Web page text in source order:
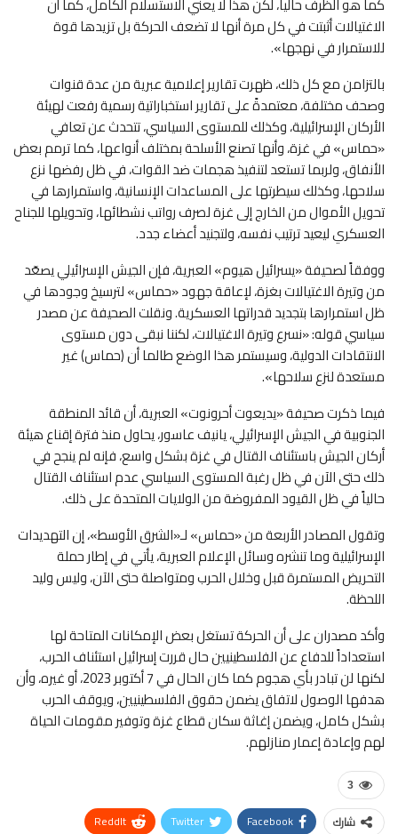
الاغتيالات أثبتت في كل مرة أنها لا تضعف الحركة بل تزيدها قوة
للاستمرار في نهجها».
بالتزامن مع كل ذلك، ظهرت تقارير إعلامية عبرية من عدة قنوات
وصحف مختلفة، معتمدةً على تقارير استخباراتية رسمية رفعت لهيئة
الأركان الإسرائيلية، وكذلك للمستوى السياسي، تتحدث عن تعافي
«حماس» في غزة، وأنها تصنع الأسلحة بمختلف أنواعها، كما ترمم بعض
الأنفاق، ولربما تستعد لتنفيذ هجمات ضد القوات، في ظل رفضها نزع
سلاحها، وكذلك سيطرتها على المساعدات الإنسانية، واستمرارها في
تحويل الأموال من الخارج إلى غزة لصرف رواتب نشطائها، وتحويلها للجناح
العسكري ليعيد ترتيب نفسه، ولتجنيد أعضاء جدد.
ووفقاً لصحيفة «يسرائيل هيوم» العبرية، فإن الجيش الإسرائيلي يصعّد
من وتيرة الاغتيالات بغزة، لإعاقة جهود «حماس» لترسيخ وجودها في
ظل استمرارها بتجديد قدراتها العسكرية. ونقلت الصحيفة عن مصدر
سياسي قوله: «نسرع وتيرة الاغتيالات، لكننا نبقى دون مستوى
الانتقادات الدولية، وسيستمر هذا الوضع طالما أن (حماس) غير
مستعدة لنزع سلاحها».
فيما ذكرت صحيفة «يديعوت أحرونوت» العبرية، أن قائد المنطقة
الجنوبية في الجيش الإسرائيلي، يانيف عاسور، يحاول منذ فترة إقناع هيئة
أركان الجيش باستئناف القتال في غزة بشكل واسع، فإنه لم ينجح في
ذلك حتى الآن في ظل رغبة المستوى السياسي عدم استئناف القتال
حالياً في ظل القيود المفروضة من الولايات المتحدة على ذلك.
وتقول المصادر الأربعة من «حماس» لـ«الشرق الأوسط»، إن التهديدات
الإسرائيلية وما تنشره وسائل الإعلام العبرية، يأتي في إطار حملة
التحريض المستمرة قبل وخلال الحرب ومتواصلة حتى الآن، وليس وليد
اللحظة.
وأكد مصدران على أن الحركة تستغل بعض الإمكانات المتاحة لها
استعداداً للدفاع عن الفلسطينيين حال قررت إسرائيل استئناف الحرب،
لكنها لن تبادر بأي هجوم كما كان الحال في 7 أكتوبر 2023، أو غيره، وأن
هدفها الوصول لاتفاق يضمن حقوق الفلسطينيين، ويوقف الحرب
بشكل كامل، ويضمن إغاثة سكان قطاع غزة وتوفير مقومات الحياة
لهم وإعادة إعمار منازلهم.
3
شارك Facebook
Twitter
ReddIt